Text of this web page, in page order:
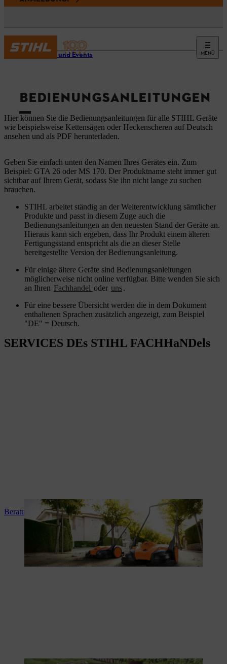
MENÜ
Service und Events
BEDIENUNGSANLEITUNGEN
Hier können Sie die Bedienungsanleitungen für alle STIHL Geräte
wie beispielsweise Kettensägen oder Heckenscheren auf Deutsch
ansehen und als PDF herunterladen.
Geben Sie einfach unten den Namen Ihres Gerätes ein. Zum
Beispiel: GTA 26 oder MS 170. Der Produktname steht immer gut
sichtbar auf Ihrem Gerät, sodass Sie ihn nicht lange zu suchen
brauchen.
STIHL arbeitet ständig an der Weiterentwicklung sämtlicher
Produkte und passt in diesem Zuge auch die
Bedienungsanleitungen an den neuesten Stand der Geräte an.
Hieraus kann sich ergeben, dass Ihr Produkt einem älteren
Fertigungsstand entspricht als die an dieser Stelle
bereitgestellte Version der Bedienungsanleitung.
Für einige ältere Geräte sind Bedienungsanleitungen
möglicherweise nicht online verfügbar. Bitte wenden Sie sich
an Ihren Fachhandel oder uns.
Für eine bessere Übersicht werden die in dem Dokument
enthaltenen Sprachen zusätzlich angezeigt, zum Beispiel
"DE" = Deutsch.
SERVICES DEs STIHL FACHHaNDels
Beratung und Produkteinweisung